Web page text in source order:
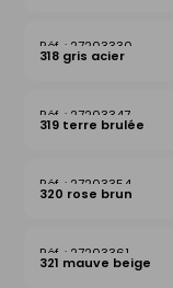
27203330
318 gris acier
27203347
319 terre brulée
27203354
320 rose brun
27203361
321 mauve beige